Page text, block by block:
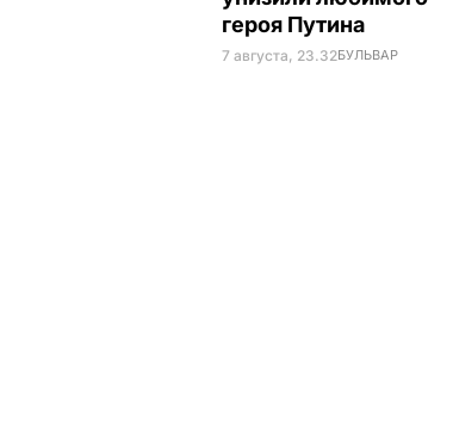
героя Путина
7 августа, 23.32БУЛЬВАР